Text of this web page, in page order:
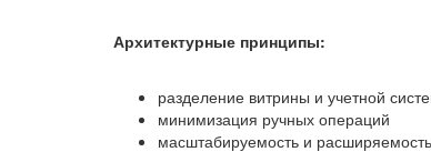
Архитектурные принципы:
разделение витрины и учетной
минимизация ручных операций
масштабируемость и